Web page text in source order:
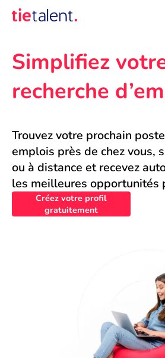
Simplifiez
recherche
Trouvez votre prochain
emplois près de chez vous,
ou à distance et recevez
les meilleures opportunités
Créez votre profil
gratuitement